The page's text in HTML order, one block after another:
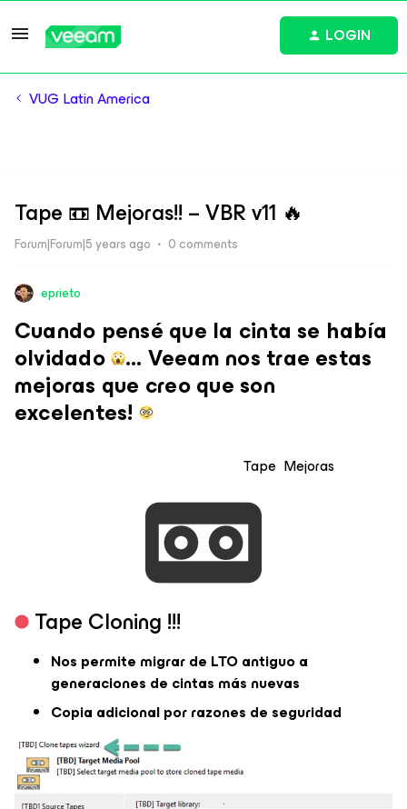
LOGIN
VUG Latin America
Tape 📼 Mejoras!! – VBR v11 🔥
Forum|Forum|5 years ago 0 comments
eprieto
Cuando pensé que la cinta se había
olvidado … Veeam nos trae estas
mejoras que creo que son
excelentes!
Tape Mejoras
Tape Cloning !!!
Nos permite migrar de LTO antiguo a
generaciones de cintas más nuevas
Copia adicional por razones de seguridad